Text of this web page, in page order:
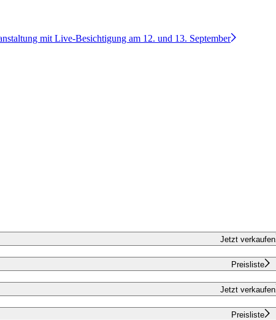
mit Live-Besichtigung am 12. und 13. September
Jetzt verkaufen
Preisliste
Jetzt verkaufen
Preisliste